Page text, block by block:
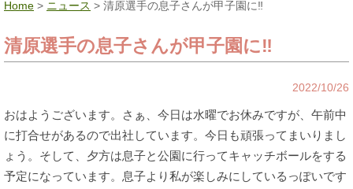
Home > ニュース > 清原選手の息子さんが甲子園に‼
清原選手の息子さんが甲子園に‼
2022/10/26
おはようございます。さぁ、今日は水曜でお休みですが、午前中
に打合せがあるので出社しています。今日も頑張ってまいりまし
ょう。そして、夕方は息子と公園に行ってキャッチボールをする
予定になっています。息子より私が楽しみにしているっぽいです